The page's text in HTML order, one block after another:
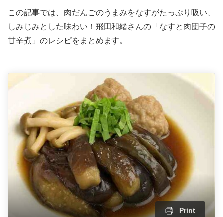
この記事では、肉だんごのうまみをなすがたっぷり吸い、
しみじみとした味わい！飛田和緒さんの「なすと肉団子の
甘辛煮」のレシピをまとめます。
Print